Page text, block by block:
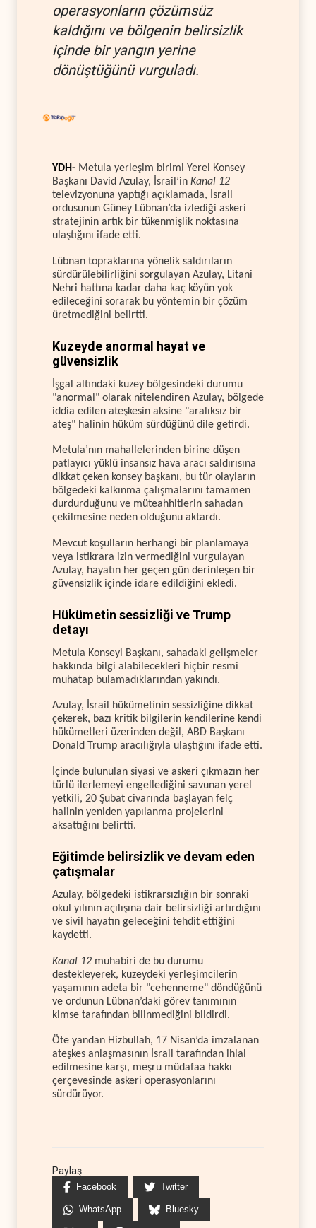
operasyonların çözümsüz
kaldığını ve bölgenin belirsizlik
içinde bir yangın yerine
dönüştüğünü vurguladı.
YDH- Metula yerleşim birimi Yerel Konsey
Başkanı David Azulay, İsrail’in Kanal 12
televizyonuna yaptığı açıklamada, İsrail
ordusunun Güney Lübnan’da izlediği askeri
stratejinin artık bir tükenmişlik noktasına
ulaştığını ifade etti.
Lübnan topraklarına yönelik saldırıların
sürdürülebilirliğini sorgulayan Azulay, Litani
Nehri hattına kadar daha kaç köyün yok
edileceğini sorarak bu yöntemin bir çözüm
üretmediğini belirtti.
Kuzeyde anormal hayat ve
güvensizlik
İşgal altındaki kuzey bölgesindeki durumu
"anormal" olarak nitelendiren Azulay, bölgede
iddia edilen ateşkesin aksine "aralıksız bir
ateş" halinin hüküm sürdüğünü dile getirdi.
Metula’nın mahallelerinden birine düşen
patlayıcı yüklü insansız hava aracı saldırısına
dikkat çeken konsey başkanı, bu tür olayların
bölgedeki kalkınma çalışmalarını tamamen
durdurduğunu ve müteahhitlerin sahadan
çekilmesine neden olduğunu aktardı.
Mevcut koşulların herhangi bir planlamaya
veya istikrara izin vermediğini vurgulayan
Azulay, hayatın her geçen gün derinleşen bir
güvensizlik içinde idare edildiğini ekledi.
Hükümetin sessizliği ve Trump
detayı
Metula Konseyi Başkanı, sahadaki gelişmeler
hakkında bilgi alabilecekleri hiçbir resmi
muhatap bulamadıklarından yakındı.
Azulay, İsrail hükümetinin sessizliğine dikkat
çekerek, bazı kritik bilgilerin kendilerine kendi
hükümetleri üzerinden değil, ABD Başkanı
Donald Trump aracılığıyla ulaştığını ifade etti.
İçinde bulunulan siyasi ve askeri çıkmazın her
türlü ilerlemeyi engellediğini savunan yerel
yetkili, 20 Şubat civarında başlayan felç
halinin yeniden yapılanma projelerini
aksattığını belirtti.
Eğitimde belirsizlik ve devam eden
çatışmalar
Azulay, bölgedeki istikrarsızlığın bir sonraki
okul yılının açılışına dair belirsizliği artırdığını
ve sivil hayatın geleceğini tehdit ettiğini
kaydetti.
Kanal 12 muhabiri de bu durumu
destekleyerek, kuzeydeki yerleşimcilerin
yaşamının adeta bir "cehenneme" döndüğünü
ve ordunun Lübnan’daki görev tanımının
kimse tarafından bilinmediğini bildirdi.
Öte yandan Hizbullah, 17 Nisan’da imzalanan
ateşkes anlaşmasının İsrail tarafından ihlal
edilmesine karşı, meşru müdafaa hakkı
çerçevesinde askeri operasyonlarını
sürdürüyor.
Paylaş:
Facebook Twitter
WhatsApp Bluesky